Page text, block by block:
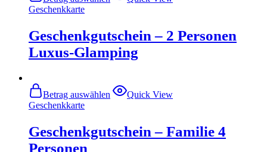
Geschenkkarte
Geschenkgutschein – 2 Personen
Luxus-Glamping
Betrag auswählen
Quick View
Geschenkkarte
Geschenkgutschein – Familie 4
Personen